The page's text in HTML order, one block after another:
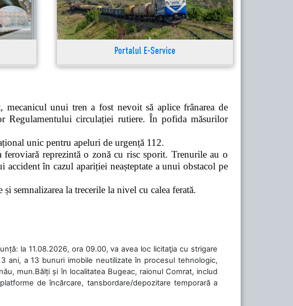
Portalul E-Service
unui tren a fost nevoit să aplice frânarea de
Regulamentului circulației rutiere. În pofida măsurilor
unic pentru apeluri de urgență 112.
feroviară reprezintă o zonă cu risc sporit. Trenurile au o
în cazul apariției neașteptate a unui obstacol pe
semnalizarea la trecerile la nivel cu calea ferată.
la 11.08.2026, ora 09.00, va avea loc licitaţia cu strigare
ani, a 13 bunuri imobile neutilizate în procesul tehnologic,
mun.Bălți și în localitatea Bugeac, raionul Comrat, includ
de încărcare, tansbordare/depozitare temporară a